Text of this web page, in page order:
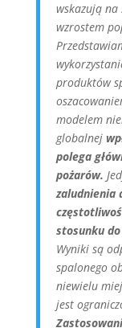
wskazują na
wzrostem
produktów
modelem
globalnej
polega
pożarów.
zaludnienia
stosunku
Wyniki są
spalonego
niewielu
jest